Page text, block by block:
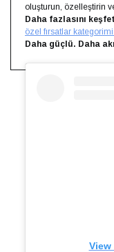
oluşturun, özelleştirin
Daha fazlasını
özel fırsatlar
Daha güçlü. Daha